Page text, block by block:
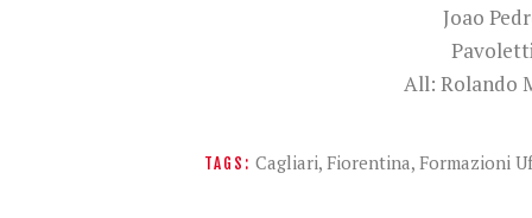
Joao
All: Rolando
TAGS: Cagliari, Fiorentina, Formazioni